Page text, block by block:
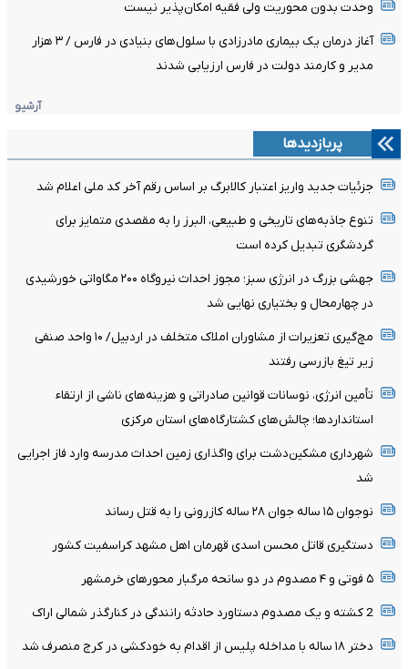
وحدت بدون محوریت ولی فقیه امکان‌پذیر نیست
آغاز درمان یک بیماری مادرزادی با سلول‌های بنیادی در فارس / ۳ هزار
مدیر و کارمند دولت در فارس ارزیابی شدند
آرشیو
پربازدیدها
جزئیات جدید واریز اعتبار کالابرگ بر اساس رقم آخر کد ملی اعلام شد
تنوع جاذبه‌های تاریخی و طبیعی، البرز را به مقصدی متمایز برای
گردشگری تبدیل کرده است
جهشی بزرگ در انرژی سبز؛ مجوز احداث نیروگاه ۲۰۰ مگاواتی خورشیدی
در چهارمحال‌ و بختیاری نهایی شد
مچ‌گیری تعزیرات از مشاوران املاک متخلف در اردبیل/ ۱۰ واحد صنفی
زیر تیغ بازرسی رفتند
تأمین انرژی، نوسانات قوانین صادراتی و هزینه‌های ناشی از ارتقاء
استانداردها؛ چالش‌های کشتارگاه‌های استان مرکزی
شهرداری مشکین‌دشت برای واگذاری زمین احداث مدرسه وارد فاز اجرایی
شد
نوجوان ۱۵ ساله جوان ۲۸ ساله کازرونی را به قتل رساند
دستگیری قاتل محسن اسدی قهرمان اهل مشهد کراسفیت کشور
۵ فوتی و ۴ مصدوم در دو سانحه مرگبار محورهای خرمشهر
2 کشته و یک مصدوم دستاورد حادثه رانندگی در کنارگذر شمالی اراک
دختر ۱۸ ساله با مداخله پلیس از اقدام به خودکشی در کرج منصرف شد